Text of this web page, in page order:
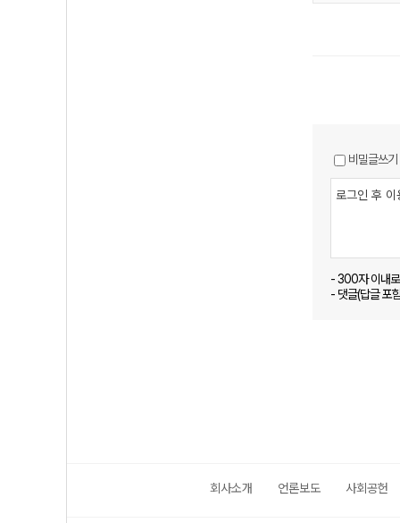
비밀글쓰기
- 300자 이내
- 댓글(답글 포
회사소개 언론보도 사회공헌